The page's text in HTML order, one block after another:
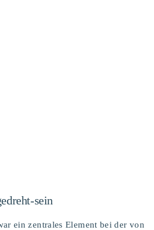
sein
ein zentrales Element bei der von